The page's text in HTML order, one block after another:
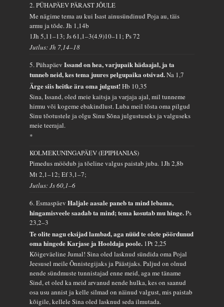
2. PÜHAPÄEV PÄRAST JÕULE
Me nägime tema au kui Isast ainusündinud Poja au, täis
armu ja tõde.Jh 1,14b
1Jh 5,11–13; Js 61,1–3(4.9)10–11; Ps 72
Jutlus: Jh 7,14–18
5. PühapäevIssand on hea, varjupaik hädaajal, ja ta
tunneb neid, kes tema juures pelgupaika otsivad.Na 1,7
Ärge siis heitke ära oma julgust!Hb 10,35
Sina, Issand, oled meie kaitsja ja varjaja ajal, mil tunneme
hirmu või kogeme ebakindlust. Luba meil tõsta oma pilgud
Sinu tõotustele ja olgu Sinu Sõna julgustuseks ja valguseks
meie teerajal.
*
KOLMEKUNINGAPÄEV (EPIPHANIAS)
Pimedus möödub ja tõeline valgus paistab juba. 1Jh 2,8b
Mt 2,1–12; Ef 3,1–7;
Jutlus: Js 60,1–6
6. EsmaspäevHaljale aasale paneb ta mind lebama,
hingamisveele saadab ta mind; tema kosutab mu hinge.Ps
23,2–3
Te olite nagu eksijad lambad, aga nüüd te olete pöördunud
oma hingede Karjase ja Hooldaja poole. 1Pt 2,25
Kõigeväeline Jumal! Sina oled lasknud sündida oma Pojal
Jeesusel meile Õnnistegijaks ja Päästjaks. Paljud on olnud
nende sündmuste tunnistajad enne meid, aga me täname
Sind, et oled ka meid arvanud nende hulka, kes on saanud
osa usu annist ja kelle silmad on näinud valgust, mis paistab
kõigile, kellele Sina oled lasknud seda ilmutada.